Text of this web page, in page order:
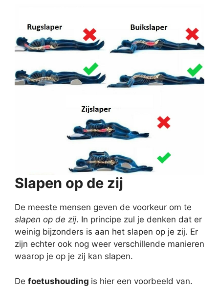
Slapen op de zij
De meeste mensen geven de voorkeur om te
slapen op de zij. In principe zul je denken dat er
weinig bijzonders is aan het slapen op je zij. Er
zijn echter ook nog weer verschillende manieren
waarop je op je zij kan slapen.
De foetushouding is hier een voorbeeld van.